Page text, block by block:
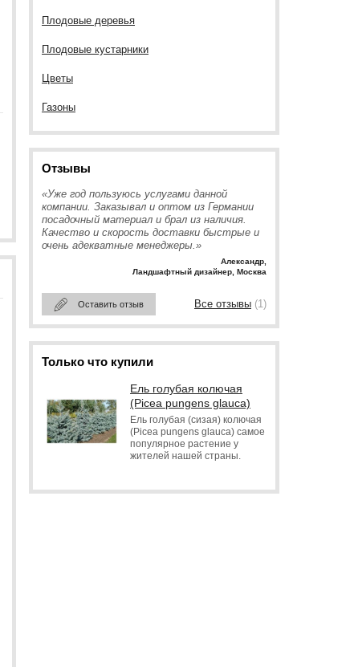
Плодовые деревья
Плодовые кустарники
Цветы
Газоны
Отзывы
«Уже год пользуюсь услугами данной
компании. Заказывал и оптом из Германии
посадочный материал и брал из наличия.
Качество и скорость доставки быстрые и
очень адекватные менеджеры.»
Александр
Ландшафтный дизайнер, Москва
Оставить отзыв Все отзывы (1)
Только что купили
Ель голубая колючая
(Picea pungens glauca)
Ель голубая (сизая) колючая
(Picea pungens glauca) самое
популярное растение у
жителей нашей страны.